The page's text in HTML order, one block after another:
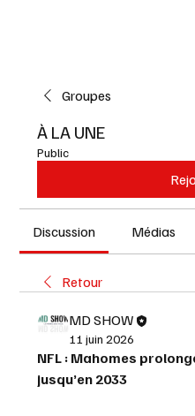
Groupes
À LA UNE
Public
Discussion Médias
Retour
MD SHOW
11 juin 2026
NFL : Mahomes
jusqu’en 2033